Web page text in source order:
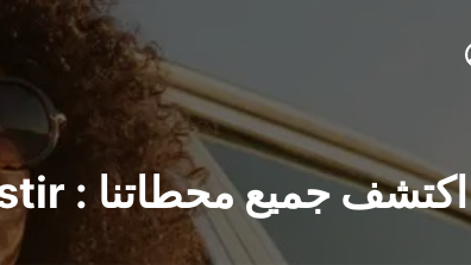
تأجير السيارات في Monastir : اكتشف جميع محطاتنا